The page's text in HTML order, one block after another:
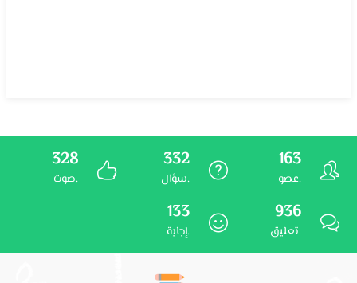
163
عضو.
332
سؤال.
328
صوت.
936
تعليق.
133
إجابة.